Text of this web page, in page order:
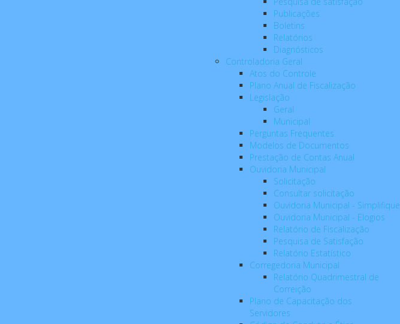
Publicações
Boletins
Relatórios
Diagnósticos
Controladoria Geral
Atos do Controle
Plano Anual de Fiscalização
Legislação
Geral
Municipal
Perguntas Frequentes
Modelos de Documentos
Prestação de Contas Anual
Ouvidoria Municipal
Solicitação
Consultar solicitação
Ouvidoria Municipal - Simplifique
Ouvidoria Municipal - Elogios
Relatório de Fiscalização
Pesquisa de Satisfação
Relatório Estatístico
Corregedoria Municipal
Relatório Quadrimestral de
Correição
Plano de Capacitação dos
Servidores